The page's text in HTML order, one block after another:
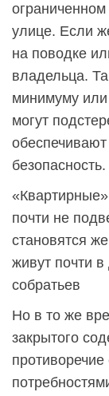
улице. Если
на поводке
владельца.
минимуму
могут
безопасность.
почти не
становятся
живут почти
собратьев
Но в то же
закрытого